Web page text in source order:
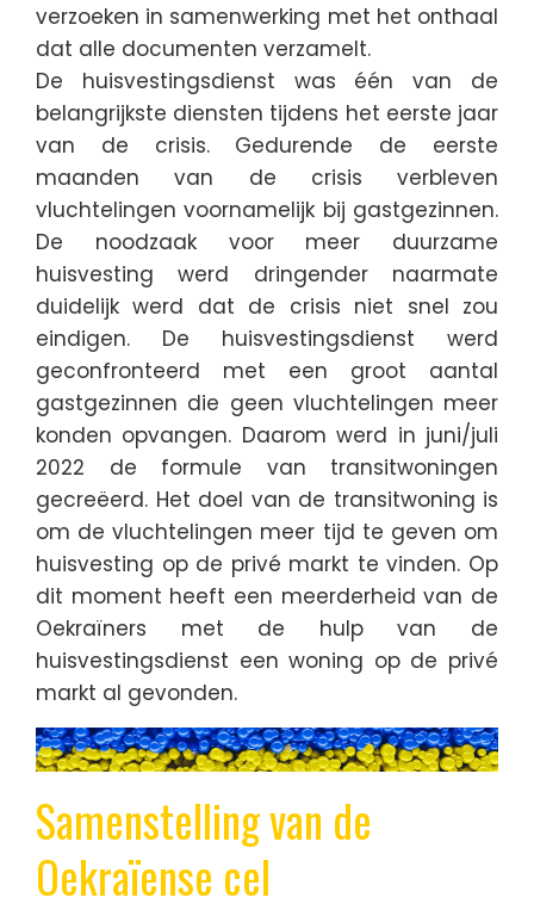
verzoeken in samenwerking met het onthaal
dat alle documenten verzamelt.
De huisvestingsdienst was één van de
belangrijkste diensten tijdens het eerste jaar
van de crisis. Gedurende de eerste
maanden van de crisis verbleven
vluchtelingen voornamelijk bij gastgezinnen.
De noodzaak voor meer duurzame
huisvesting werd dringender naarmate
duidelijk werd dat de crisis niet snel zou
eindigen. De huisvestingsdienst werd
geconfronteerd met een groot aantal
gastgezinnen die geen vluchtelingen meer
konden opvangen. Daarom werd in juni/juli
2022 de formule van transitwoningen
gecreëerd. Het doel van de transitwoning is
om de vluchtelingen meer tijd te geven om
huisvesting op de privé markt te vinden. Op
dit moment heeft een meerderheid van de
Oekraïners met de hulp van de
huisvestingsdienst een woning op de privé
markt al gevonden.
Samenstelling van de
Oekraïense cel